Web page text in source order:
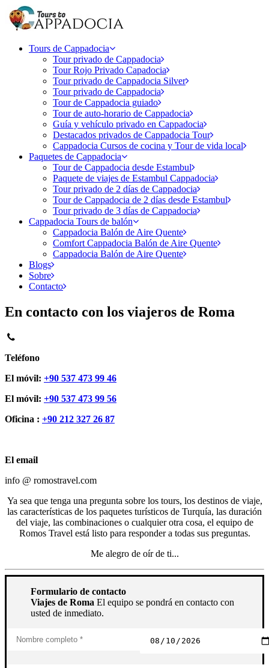
Tours de Cappadocia
Tour privado de Cappadocia
Tour Rojo Privado Capadocia
Tour privado de Cappadocia Silver
Tour privado de Cappadocia
Tour de Cappadocia guiado
Tour de auto-horario de Cappadocia
Guía y vehículo privado en Cappadocia
Destacados privados de Cappadocia Tour
Cappadocia Cursos de cocina y Tour de vida local
Paquetes de Cappadocia
Tour de Cappadocia desde Estambul
Paquete de viajes de Estambul Cappadocia
Tour privado de 2 días de Cappadocia
Tour de Cappadocia de 2 días desde Estambul
Tour privado de 3 días de Cappadocia
Cappadocia Tours de balón
Cappadocia Balón de Aire Quente
Comfort Cappadocia Balón de Aire Quente
Cappadocia Balón de Aire Quente
Blogs
Sobre
Contacto
En contacto con los viajeros de Roma
Teléfono
El móvil: +90 537 473 99 46
El móvil: +90 537 473 99 56
Oficina : +90 212 327 26 87
El email
info @ romostravel.com
Ya sea que tenga una pregunta sobre los tours, los destinos de viaje,
las características de los paquetes turísticos de Turquía, las duración
del viaje, las combinaciones o cualquier otra cosa, el equipo de
Romos Travel está listo para responder a todas sus preguntas.
Me alegro de oír de ti...
Formulario de contacto
Viajes de Roma El equipo se pondrá en contacto con
usted de inmediato.